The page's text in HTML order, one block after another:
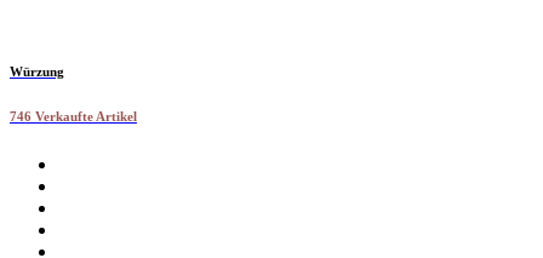
Würzung
746 Verkaufte Artikel